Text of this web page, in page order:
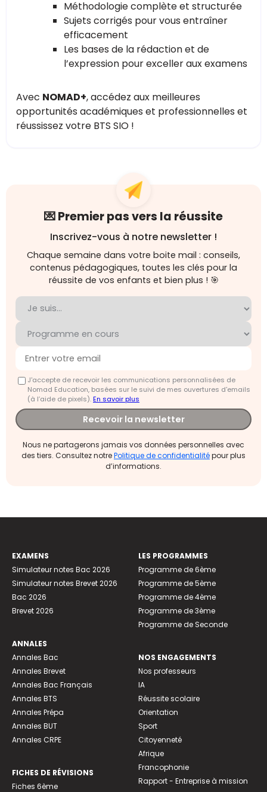
Méthodologie complète et structurée
Sujets corrigés pour vous entraîner
efficacement
Les bases de la rédaction et de
l’expression pour exceller aux examens
Avec NOMAD+, accédez aux meilleures
opportunités académiques et professionnelles et
réussissez votre BTS SIO !
💌 Premier pas vers la réussite
Inscrivez-vous à notre newsletter !
Chaque semaine dans votre boite mail : conseils,
contenus pédagogiques, toutes les clés pour la
réussite de vos enfants et bien plus ! 🎯
J'accepte de recevoir les communications personnalisées de
Nomad Education, basées sur le suivi de mes ouvertures d'emails
(à l’aide de pixels).En savoir plus
Recevoir la newsletter
Nous ne partagerons jamais vos données personnelles avec
des tiers. Consultez notrePolitique de confidentialitépour plus
d’informations.
EXAMENS
Simulateur notes Bac 2026
Simulateur notes Brevet 2026
Bac 2026
Brevet 2026
ANNALES
Annales Bac
Annales Brevet
Annales Bac Français
Annales BTS
Annales Prépa
Annales BUT
Annales CRPE
FICHES DE RÉVISIONS
Fiches 6ème
LES PROGRAMMES
Programme de 6ème
Programme de 5ème
Programme de 4ème
Programme de 3ème
Programme de Seconde
NOS ENGAGEMENTS
Nos professeurs
IA
Réussite scolaire
Orientation
Sport
Citoyenneté
Afrique
Francophonie
Rapport - Entreprise à mission